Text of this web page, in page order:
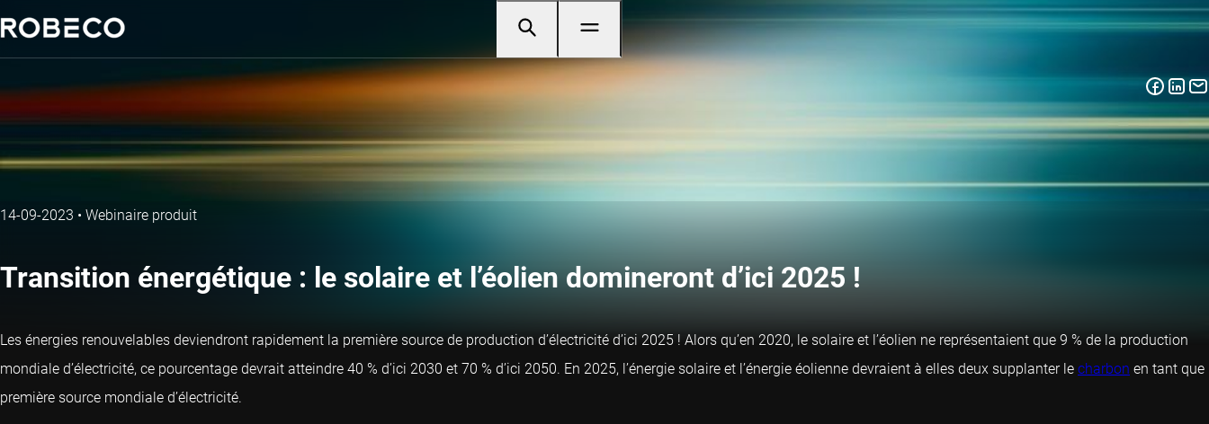
14-09-2023 • Webinaire produit
Transition énergétique : le solaire et l’éolien domineront d’ici 2025 !
Les énergies renouvelables deviendront rapidement la première source de production d’électricité d’ici 2025 ! Alors qu’en 2020, le solaire et l’éolien ne représentaient que 9 % de la production
mondiale d’électricité, ce pourcentage devrait atteindre 40 % d’ici 2030 et 70 % d’ici 2050. En 2025, l’énergie solaire et l’énergie éolienne devraient à elles deux supplanter le charbon en tant que
première source mondiale d’électricité.